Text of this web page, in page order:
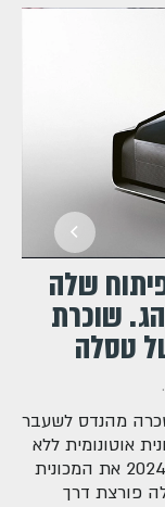
שלה
שוכרת
טסלה
.
מהנדס לשעבר
אוטונומית ללא
נהג משלה. החברה מתכוונת להשיק עד 2024 את המכונית
פורצת דרך